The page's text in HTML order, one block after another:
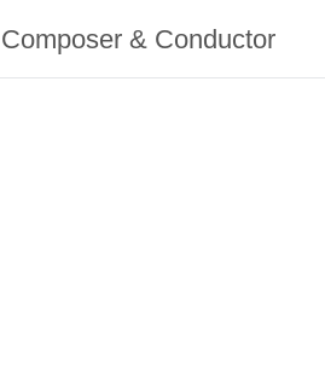
& Conductor